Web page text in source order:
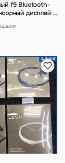
f9 Bluetooth-
дисплей с